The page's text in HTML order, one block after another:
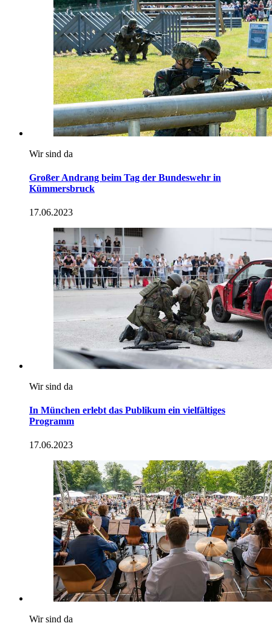
Wir sind da
Großer Andrang beim Tag der Bundeswehr in
Kümmersbruck
17.06.2023
Wir sind da
In München erlebt das Publikum ein vielfältiges
Programm
17.06.2023
Wir sind da